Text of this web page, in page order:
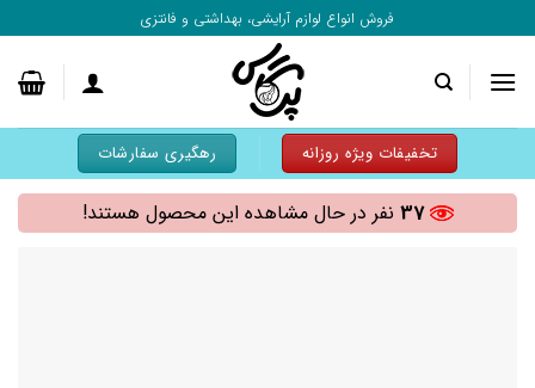
محتوا
بروید
فروش انواع لوازم آرایشی، بهداشتی و فانتزی
تخفیفات ویژه روزانه رهگیری سفارشات
37 نفر در حال مشاهده این محصول هستند!